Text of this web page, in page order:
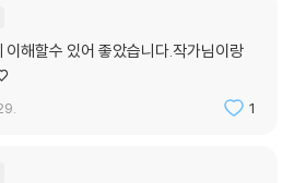
에 온 것처럼 말이다. (135,143쪽)
고 싶은 사람들의 마음이 바로 예술이다!
에게 건네는 고정순 작가의 지금 하고 싶은
이라는 산』은 고정순이라는 한 인간이 겪은
해할수 있어 좋았습니다.작가님이랑
1